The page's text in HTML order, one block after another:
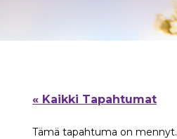
« Kaikki Tapahtumat
Tämä tapahtuma on mennyt.